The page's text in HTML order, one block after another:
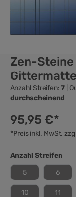
Zen-
Anzahl Streifen: 7 |
durchscheinend
95,95 €*
*Preis inkl. MwSt.
Anzahl Streifen
5 6
10 11